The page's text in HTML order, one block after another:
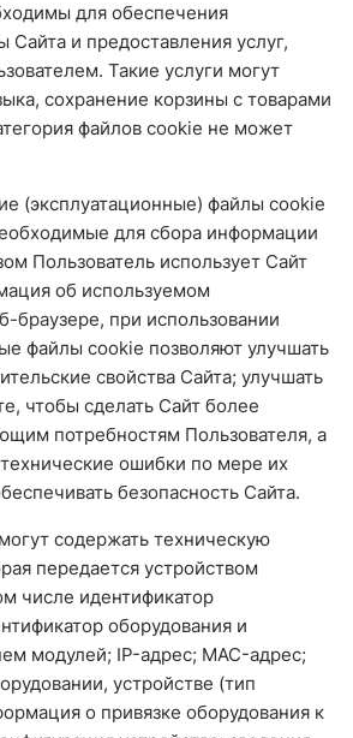
для обеспечения
Сайта и предоставления услуг,
Такие услуги могут
сохранение корзины с товарами
файлов cookie не может
(эксплуатационные) файлы cookie
для сбора информации
Пользователь использует Сайт
об используемом
браузере, при использовании
файлы cookie позволяют улучшать
свойства Сайта; улучшать
чтобы сделать Сайт более
потребностям Пользователя, а
ошибки по мере их
безопасность Сайта.
содержать техническую
передается устройством
числе идентификатор
оборудования и
модулей; IP-адрес; MAC-адрес;
устройстве (тип
о привязке оборудования к